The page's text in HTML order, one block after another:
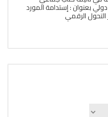
بعنوان : إستدامة المورد
الرقمي